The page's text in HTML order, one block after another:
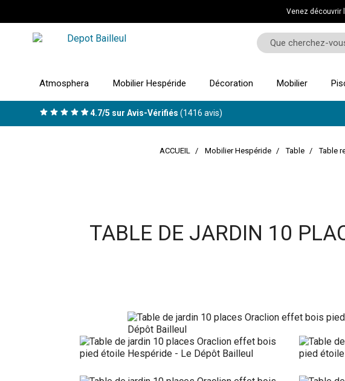
Venez découvrir
Atmosphera Mobilier Hespéride Décoration Mobilier
4.7/5 sur Avis-Vérifiés (1416 avis)
ACCUEIL Mobilier Hespéride Table Table
TABLE DE JARDIN 10